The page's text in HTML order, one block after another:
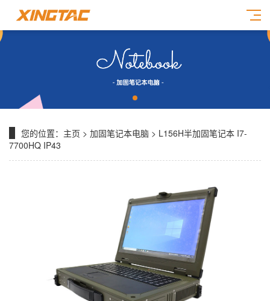
您的位置： 主页 > 加固笔记本电脑 > L156H半加固笔记本 I7-
7700HQ IP43